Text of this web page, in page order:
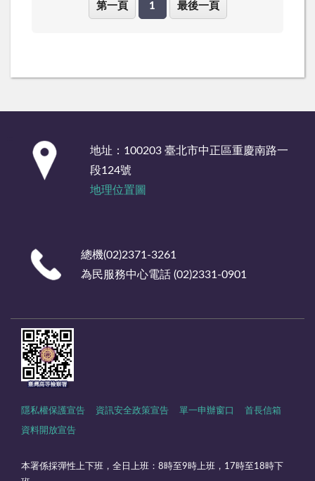
第一頁 1 最後一頁
地址：100203 臺北市中正區重慶南路一
段124號
地理位置圖
總機(02)2371-3261
為民服務中心電話 (02)2331-0901
隱私權保護宣告 資訊安全政策宣告 單一申辦窗口 首長信箱
資料開放宣告
本署係採彈性上下班，全日上班：8時至9時上班，17時至18時下